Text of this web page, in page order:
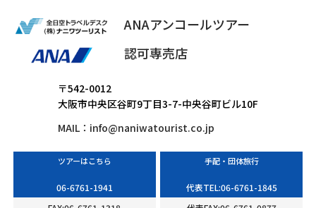
ANAアンコールツアー
認可専売店
〒542-0012
大阪市中央区谷町9丁目3-7-中央谷町ビル10F
MAIL： info@naniwatourist.co.jp
ツアーはこちら
06-6761-1941
手配・団体旅行
代表TEL:06-6761-1845